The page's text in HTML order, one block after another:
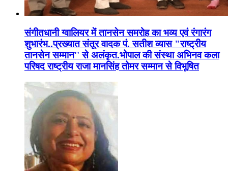
संगीतधानी ग्वालियर में तानसेन समरोह का भव्य एवं रंगारंग
शुभारंभ..प्रख्यात संतूर वादक पं. सतीश व्यास "राष्ट्रीय
तानसेन सम्मान'' से अलंकृत.भोपाल की संस्था अभिनव कला
परिषद राष्ट्रीय राजा मानसिंह तोमर सम्मान से विभूषित